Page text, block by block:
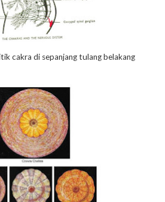
cakra di sepanjang tulang belakang